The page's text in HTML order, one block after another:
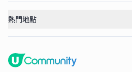
熱門地點